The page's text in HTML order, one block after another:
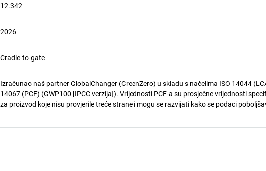
12.342
2026
Cradle-to-gate
Izračunao naš partner GlobalChanger (GreenZero) u skladu s načelima ISO 14044
14067 (PCF) (GWP100 [IPCC verzija]). Vrijednosti PCF-a su prosječne vrijednosti
za proizvod koje nisu provjerile treće strane i mogu se razvijati kako se podaci